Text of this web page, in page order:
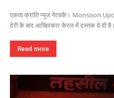
एकता क्रांति न्यूज नेटवर्क। Monsoon
देरी के बाद आखिरकार केरल में दस्तक दे दी
Read more